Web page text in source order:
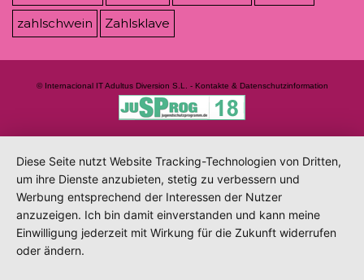
zahlschwein Zahlsklave
© Internacional IT Adultus Diversion S.L. - Kontakte & Datenschutzinformation
Diese Seite nutzt Website Tracking-Technologien von Dritten,
um ihre Dienste anzubieten, stetig zu verbessern und
Werbung entsprechend der Interessen der Nutzer
anzuzeigen. Ich bin damit einverstanden und kann meine
Einwilligung jederzeit mit Wirkung für die Zukunft widerrufen
oder ändern.